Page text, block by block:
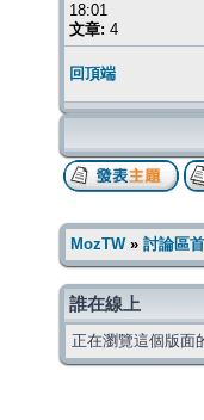
18:01
文章: 4
回頂端
MozTW» 討論區
誰在線上
正在瀏覽這個版面